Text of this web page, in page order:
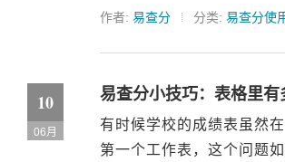
作者: 易查分 分类: 易查分使
10
06月
易查分小技巧：表格里有
有时候学校的成绩表虽然
第一个工作表，这个问题